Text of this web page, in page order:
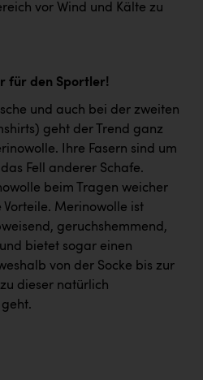
vor Wind und Kälte zu
für den Sportler!
und auch bei der zweiten
geht der Trend ganz
Ihre Fasern sind um
Fell anderer Schafe.
beim Tragen weicher
Merinowolle ist
geruchshemmend,
bietet sogar einen
von der Socke bis zur
dieser natürlich